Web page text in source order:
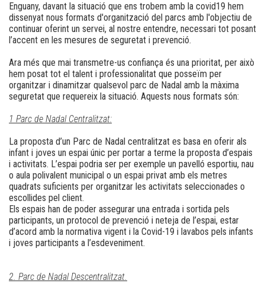
Enguany, davant la situació que ens trobem amb la covid19 hem
dissenyat nous formats d'organització del parcs amb l'objectiu de
continuar oferint un servei, al nostre entendre, necessari tot posant
l’accent en les mesures de seguretat i prevenció.
Ara més que mai transmetre-us confiança és una prioritat, per això
hem posat tot el talent i professionalitat que posseïm per
organitzar i dinamitzar qualsevol parc de Nadal amb la màxima
seguretat que requereix la situació. Aquests nous formats són:
1 Parc de Nadal Centralitzat:
La proposta d’un Parc de Nadal centralitzat es basa en oferir als
infant i joves un espai únic per portar a terme la proposta d’espais
i activitats. L’espai podria ser per exemple un pavelló esportiu, nau
o aula polivalent municipal o un espai privat amb els metres
quadrats suficients per organitzar les activitats seleccionades o
escollides pel client.
Els espais han de poder assegurar una entrada i sortida pels
participants, un protocol de prevenció i neteja de l’espai, estar
d’acord amb la normativa vigent i la Covid-19 i lavabos pels infants
i joves participants a l’esdeveniment.
2. Parc de Nadal Descentralitzat.